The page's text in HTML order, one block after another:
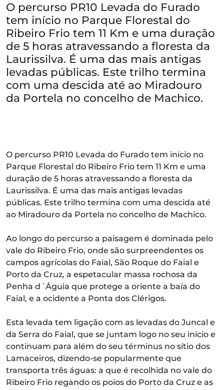
O percurso PR10 Levada do Furado
tem início no Parque Florestal do
Ribeiro Frio tem 11 Km e uma duração
de 5 horas atravessando a floresta da
Laurissilva. É uma das mais antigas
levadas públicas. Este trilho termina
com uma descida até ao Miradouro
da Portela no concelho de Machico.
O percurso PR10 Levada do Furado tem início no
Parque Florestal do Ribeiro Frio tem 11 Km e uma
duração de 5 horas atravessando a floresta da
Laurissilva. É uma das mais antigas levadas
públicas. Este trilho termina com uma descida até
ao Miradouro da Portela no concelho de Machico.
Ao longo do percurso a paisagem é dominada pelo
vale do Ribeiro Frio, onde são surpreendentes os
campos agrícolas do Faial, São Roque do Faial e
Porto da Cruz, a espetacular massa rochosa da
Penha d´Águia que protege a oriente a baía do
Faial, e a ocidente a Ponta dos Clérigos.
Esta levada tem ligação com as levadas do Juncal e
da Serra do Faial, que se juntam logo no seu início e
continuam para além do seu términus no sítio dos
Lamaceiros, dizendo-se popularmente que
transporta três águas: a que é recolhida no vale do
Ribeiro Frio regando os poios do Porto da Cruz e as